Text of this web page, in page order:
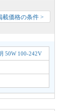
載価格の条件 >
50W 100-242V